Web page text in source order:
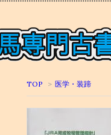
TOP > 医学・装蹄